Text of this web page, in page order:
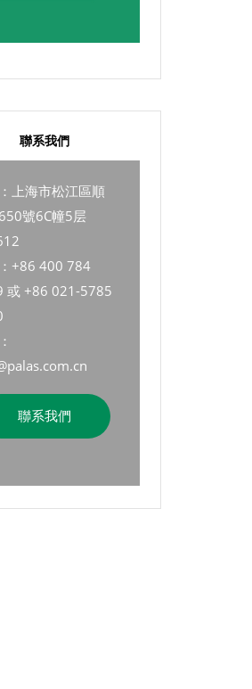
聯系我們
上海市松江區順
號6C幢5层
+86 400 784
或 +86 021-5785
聯系我們